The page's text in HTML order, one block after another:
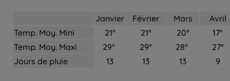
Janvier Février Mars
Avril
Temp. Moy. Mini
21° 21° 20°
17°
Temp. Moy. Maxi
29° 29° 28°
27°
Jours de pluie
13 13 13 9